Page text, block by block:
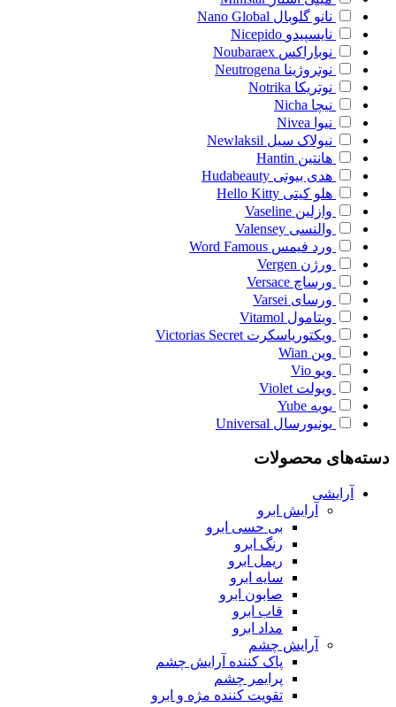
نانو گلوبال Nano Global
نایسپیدو Nicepido
نوباراکس Noubaraex
نوتروژینا Neutrogena
نوتریکا Notrika
نیچا Nicha
نیوا Nivea
نیولاک سیل Newlaksil
هانتین Hantin
هدی بیوتی Hudabeauty
هلو کیتی Hello Kitty
وازلین Vaseline
والنسی Valensey
ورد فیمس Word Famous
ورژن Vergen
ورساچ Versace
ورسای Varsei
ویتامول Vitamol
ویکتوریاسکرت Victorias Secret
وین Wian
ویو Vio
ویولت Violet
یوبه Yube
یونیورسال Universal
دسته‌های محصولات
آرایشی
آرایش ابرو
بی حسی ابرو
رنگ ابرو
ریمل ابرو
سایه ابرو
صابون ابرو
قاب ابرو
مداد ابرو
آرایش چشم
پاک کننده آرایش چشم
پرایمر چشم
تقویت کننده مژه و ابرو